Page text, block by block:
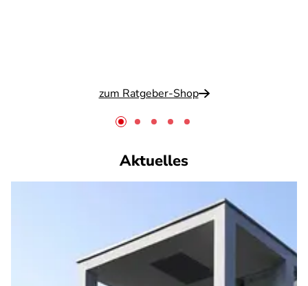
zum Ratgeber-Shop
Aktuelles